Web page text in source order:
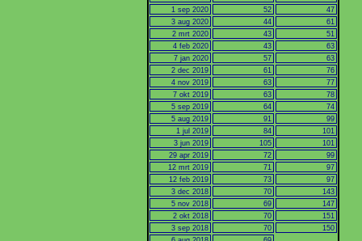
1 sep 2020
52
47
3 aug 2020
44
61
2 mrt 2020
43
51
4 feb 2020
43
63
7 jan 2020
57
63
2 dec 2019
61
76
4 nov 2019
63
77
7 okt 2019
63
78
5 sep 2019
64
74
5 aug 2019
91
99
1 jul 2019
84
101
3 jun 2019
105
101
29 apr 2019
72
99
12 mrt 2019
71
97
12 feb 2019
73
97
3 dec 2018
70
143
5 nov 2018
69
147
2 okt 2018
70
151
3 sep 2018
70
150